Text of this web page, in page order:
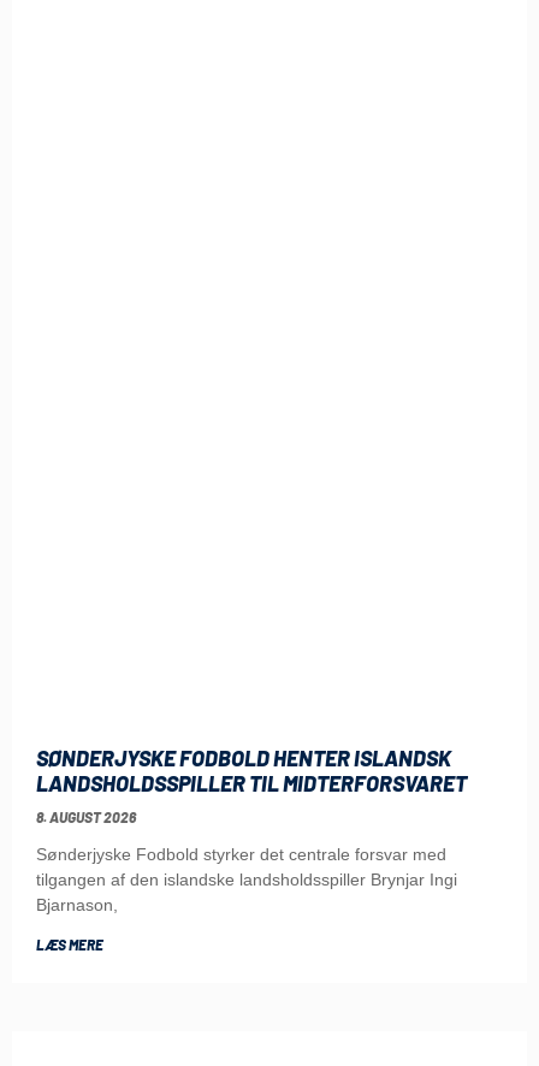
SØNDERJYSKE FODBOLD HENTER ISLANDSK
LANDSHOLDSSPILLER TIL MIDTERFORSVARET
8. AUGUST 2026
Sønderjyske Fodbold styrker det centrale forsvar med
tilgangen af den islandske landsholdsspiller Brynjar Ingi
Bjarnason,
LÆS MERE